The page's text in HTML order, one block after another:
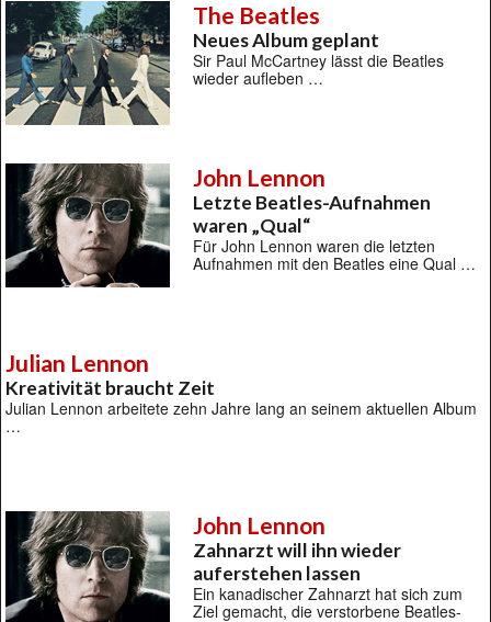
The Beatles
Neues Album geplant
Sir Paul McCartney lässt die Beatles
wieder aufleben …
John Lennon
Letzte Beatles-Aufnahmen
waren „Qual“
Für John Lennon waren die letzten
Aufnahmen mit den Beatles eine Qual …
Julian Lennon
Kreativität braucht Zeit
Julian Lennon arbeitete zehn Jahre lang an seinem aktuellen Album
…
John Lennon
Zahnarzt will ihn wieder
auferstehen lassen
Ein kanadischer Zahnarzt hat sich zum
Ziel gemacht, die verstorbene Beatles-